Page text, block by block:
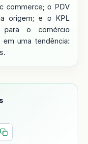
commerce; o PDV
origem; e o KPL
para o comércio
uma tendência: